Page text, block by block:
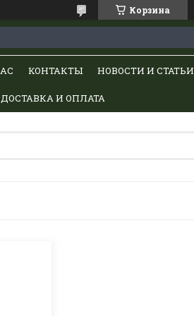
Корзина
КОНТАКТЫ НОВОСТИ И СТАТЬИ
ДОСТАВКА И ОПЛАТА